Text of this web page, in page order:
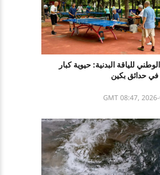
للياقة البدنية: حيوية كبار
حدائق بكين
GMT 08:47,